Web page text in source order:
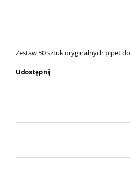
Zestaw 50 sztuk oryginalnych pipet
Udostępnij